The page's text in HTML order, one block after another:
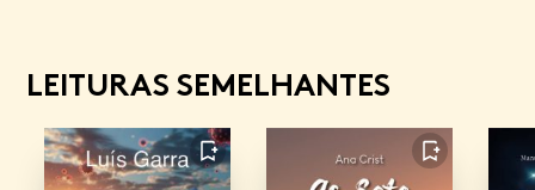
LEITURAS SEMELHANTES
FAVORITO FAVORITO